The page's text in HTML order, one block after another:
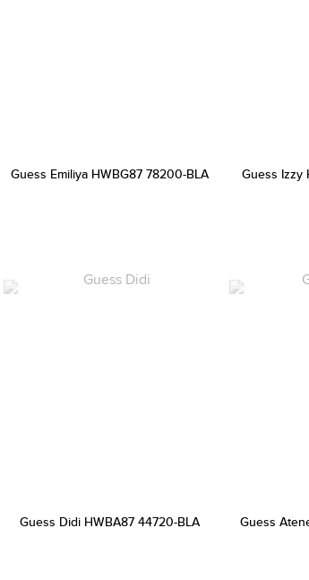
Guess Emiliya HWBG87 78200-BLA Guess Izzy
Guess Didi HWBA87 44720-BLA Guess